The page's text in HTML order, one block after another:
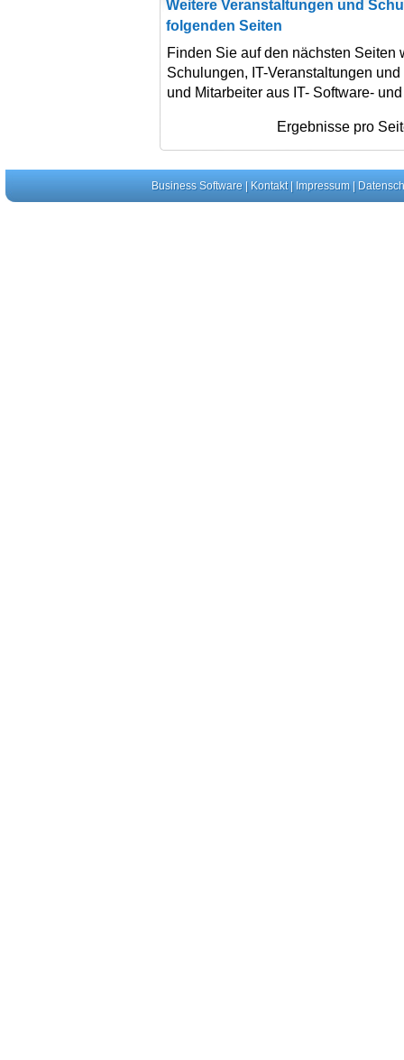
Weitere Veranstaltungen und
folgenden Seiten
Finden Sie auf den nächsten Seiten
Schulungen, IT-Veranstaltungen
und Mitarbeiter aus IT- Software-
Ergebnisse pro
Business Software| Kontakt| Impressum|